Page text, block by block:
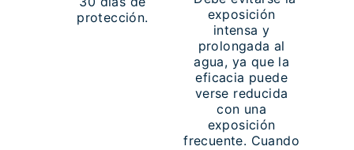
protección.
exposición
intensa y
prolongada al
agua, ya que la
eficacia puede
verse reducida
con una
exposición
frecuente. Cuando